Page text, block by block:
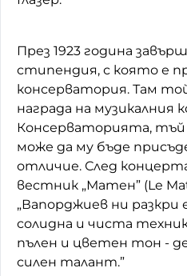
През 1923 година
стипендия, с която е
консерватория. Там
награда на музикалния
Консерваторията, тъй
може да му бъде
отличие. След
вестник „Матен” (Le
„Вапорджиев ни разкри
солидна и чиста
пълен и цветен тон -
силен талант.”